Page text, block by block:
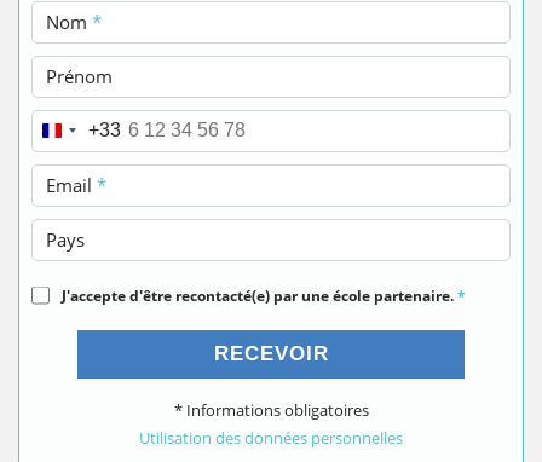
Nom *
Prénom
Téléphone *
+33
Email *
Pays
J'accepte d'être recontacté(e) par une école partenaire.*
RECEVOIR
* Informations obligatoires
Utilisation des données personnelles